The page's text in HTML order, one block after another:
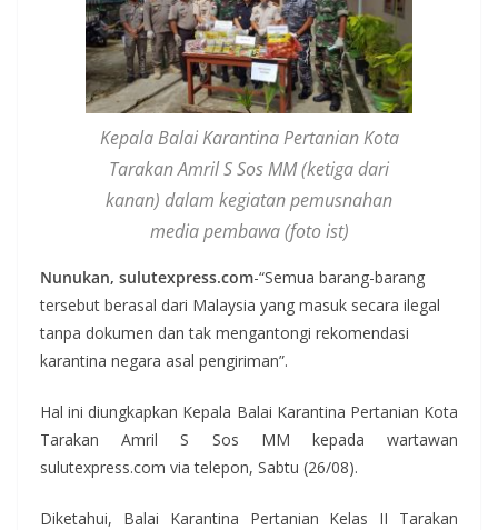
Kepala Balai Karantina Pertanian Kota
Tarakan Amril S Sos MM (ketiga dari
kanan) dalam kegiatan pemusnahan
media pembawa (foto ist)
Nunukan, sulutexpress.com-“Semua barang-barang
tersebut berasal dari Malaysia yang masuk secara ilegal
tanpa dokumen dan tak mengantongi rekomendasi
karantina negara asal pengiriman”.
Hal ini diungkapkan Kepala Balai Karantina Pertanian Kota
Tarakan Amril S Sos MM kepada wartawan
sulutexpress.com via telepon, Sabtu (26/08).
Diketahui, Balai Karantina Pertanian Kelas II Tarakan